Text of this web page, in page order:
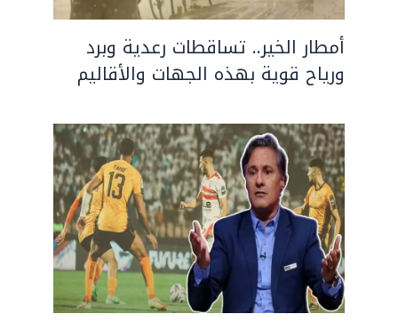
أمطار الخير.. تساقطات رعدية وبرد
ورياح قوية بهذه الجهات والأقاليم